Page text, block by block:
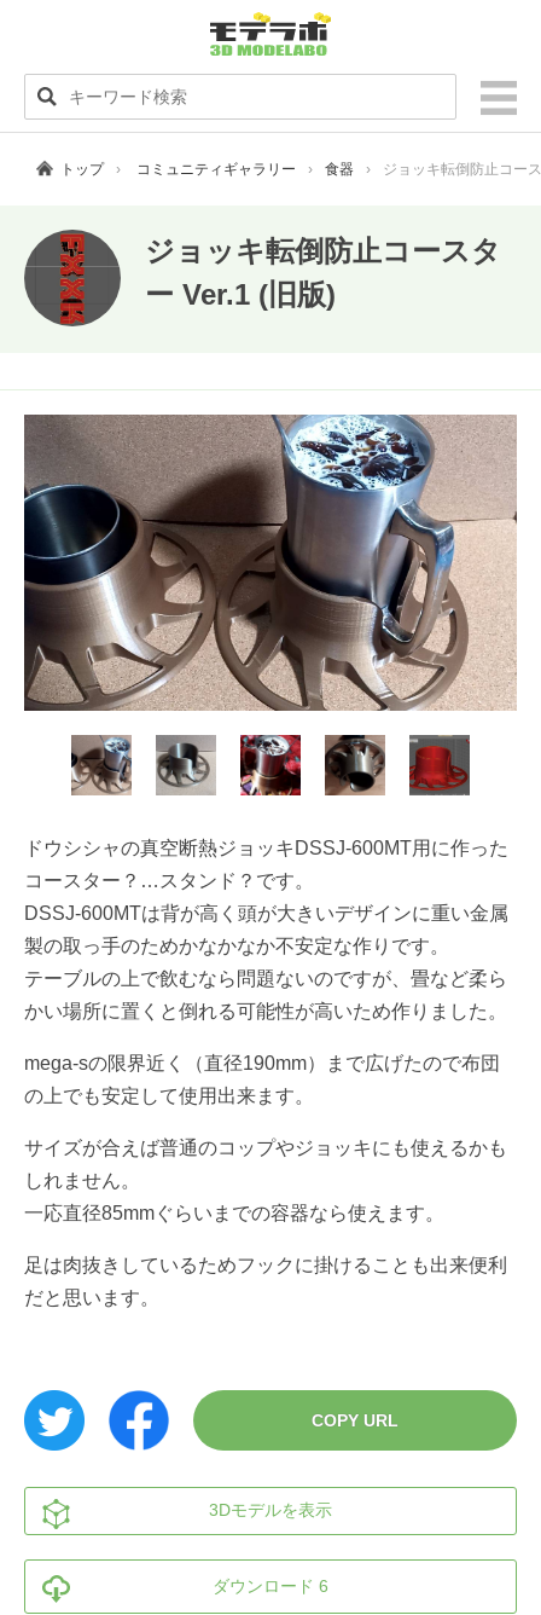
トップ コミュニティギャラリー 食器 ジョッキ転倒防止コー
ジョッキ転倒防止コースタ
ー Ver.1 (旧版)
ドウシシャの真空断熱ジョッキDSSJ-600MT用に作った
コースター？…スタンド？です。
DSSJ-600MTは背が高く頭が大きいデザインに重い金属
製の取っ手のためかなかなか不安定な作りです。
テーブルの上で飲むなら問題ないのですが、畳など柔ら
かい場所に置くと倒れる可能性が高いため作りました。
mega-sの限界近く（直径190mm）まで広げたので布団
の上でも安定して使用出来ます。
サイズが合えば普通のコップやジョッキにも使えるかも
しれません。
一応直径85mmぐらいまでの容器なら使えます。
足は肉抜きしているためフックに掛けることも出来便利
だと思います。
COPY URL
3Dモデルを表示
ダウンロード 6